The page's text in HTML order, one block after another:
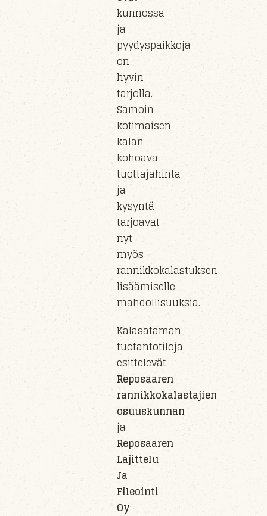
kunnossa
ja
pyydyspaikkoja
on
hyvin
tarjolla.
Samoin
kotimaisen
kalan
kohoava
tuottajahinta
ja
kysyntä
tarjoavat
nyt
myös
rannikkokalastuksen
lisäämiselle
mahdollisuuksia.
Kalasataman
tuotantotiloja
esittelevät
Reposaaren
rannikkokalastajien
osuuskunnan
ja
Reposaaren
Lajittelu
Ja
Fileointi
Oy